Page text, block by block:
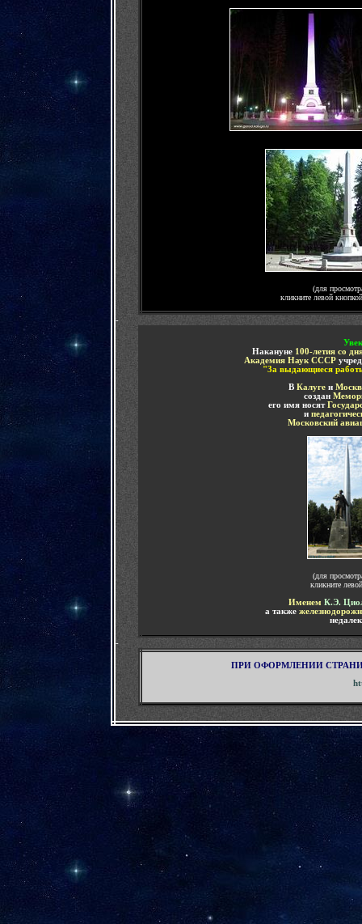
(для
кликните левой
-
Накануне 100-летия со
Академия Наук СССР
"3а выдающиеся
ВКалугеи
создан
его имя носят
и
Московский
(для
кликните
Именем К.Э.
а также
-
ПРИ ОФОРМЛЕНИИ